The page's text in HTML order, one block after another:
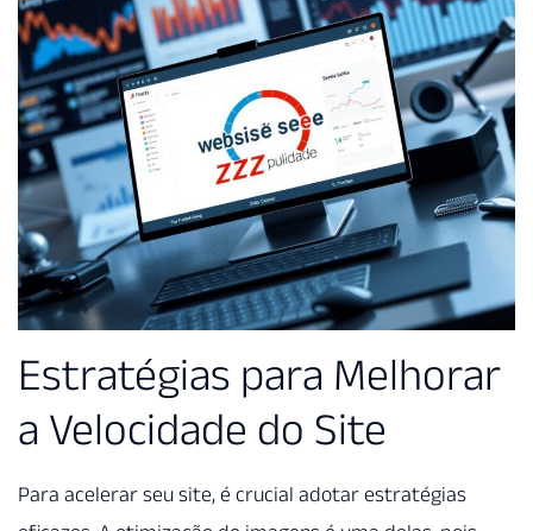
Estratégias para Melhorar
a Velocidade do Site
Para acelerar seu site, é crucial adotar estratégias